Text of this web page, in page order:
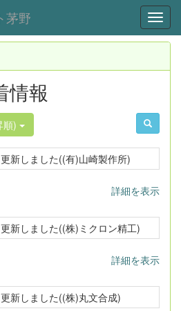
茅野
情報
順)
新しました((有)山崎製作所)
詳細を表示
新しました((株)ミクロン精工)
詳細を表示
新しました((株)丸文合成)